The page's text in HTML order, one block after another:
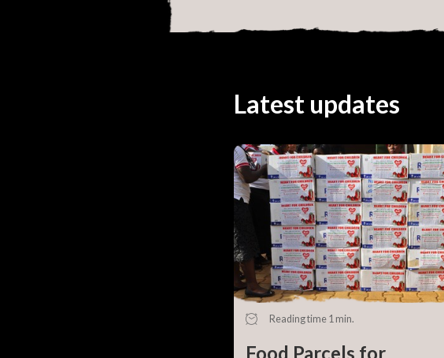
Latest updates
Reading time 1 min.
Food Parcels for